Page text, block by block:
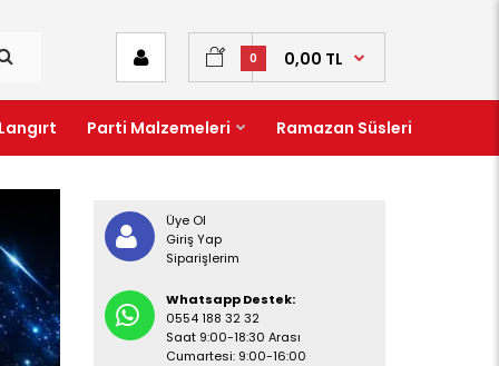
0 0,00 TL
Parti Malzemeleri Ramazan Süsleri
Üye Ol
Giriş Yap
Siparişlerim
Whatsapp Destek:
0554 188 32 32
Saat 9:00-18:30 Arası
Cumartesi: 9:00-16:00